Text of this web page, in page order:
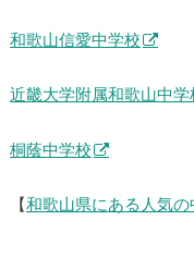
和歌山信愛中学校
近畿大学附属和歌山中学
桐蔭中学校
【 和歌山県にある人気